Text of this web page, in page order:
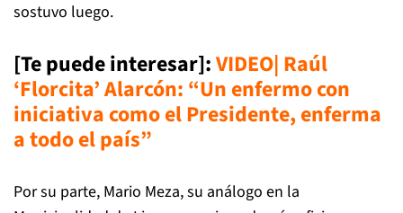
sostuvo luego.
[Te puede interesar]:VIDEO| Raúl
‘Florcita’ Alarcón: “Un enfermo con
iniciativa como el Presidente, enferma
a todo el país”
Por su parte, Mario Meza, su análogo en la